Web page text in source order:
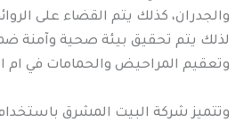
والجدران، كذلك يتم القضاء على
لذلك يتم تحقيق بيئة صحية وآمنة
وتعقيم المراحيض والحمامات في ام
وتتميز شركة البيت المشرق